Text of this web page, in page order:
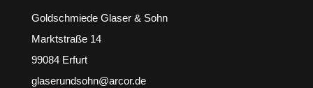
Goldschmiede Glaser & Sohn
Marktstraße 14
99084 Erfurt
glaserundsohn@arcor.de